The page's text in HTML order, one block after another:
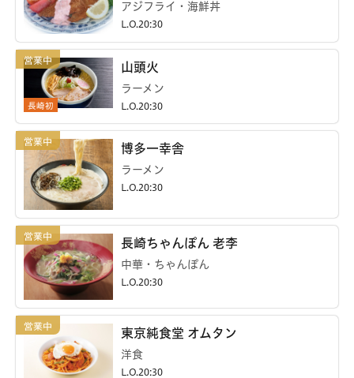
アジフライ・海鮮丼
L.O.20:30
長崎初
山頭火
ラーメン
L.O.20:30
博多一幸舎
ラーメン
L.O.20:30
長崎ちゃんぽん 老李
中華・ちゃんぽん
L.O.20:30
東京純食堂 オムタン
洋食
L.O.20:30